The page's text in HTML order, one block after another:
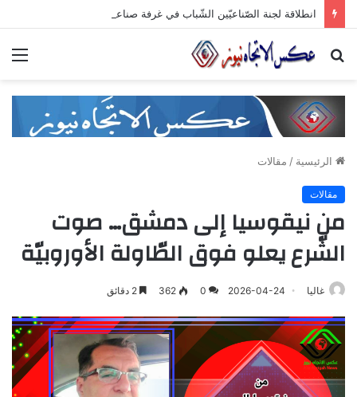
بحث
الرئيسية / مقالات
مقالات
من نيقوسيا إلى دمشق… صوت
الشّرع يعلو فوق الطّاولة الأوروبيّة
غاليا 2026-04-24
0
362